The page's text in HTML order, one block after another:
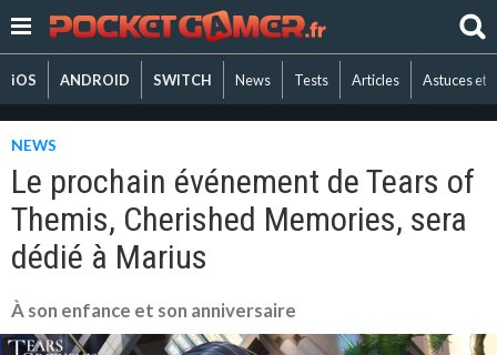
iOS ANDROID SWITCH News Tests Articles Astuces et
NEWS
Le prochain événement de Tears of
Themis, Cherished Memories, sera
dédié à Marius
À son enfance et son anniversaire